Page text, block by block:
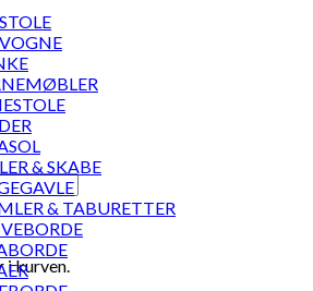
i kurven.
& SKABE
& TABURETTER